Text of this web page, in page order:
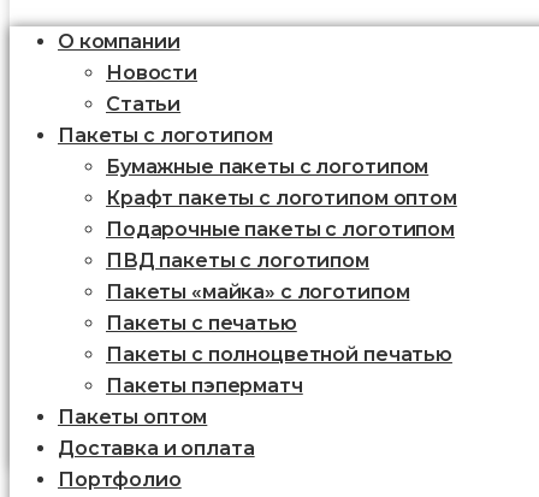
О компании
Новости
Статьи
Пакеты с логотипом
Бумажные пакеты с логотипом
Крафт пакеты с логотипом оптом
Подарочные пакеты с логотипом
ПВД пакеты с логотипом
Пакеты «майка» с логотипом
Пакеты c печатью
Пакеты с полноцветной печатью
Пакеты пэперматч
Пакеты оптом
Доставка и оплата
Портфолио